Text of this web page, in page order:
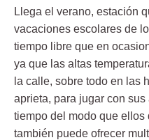
Llega el verano, estación
vacaciones escolares de
tiempo libre que en
ya que las altas
la calle, sobre todo en las
aprieta, para jugar con
tiempo del modo que
también puede ofrecer